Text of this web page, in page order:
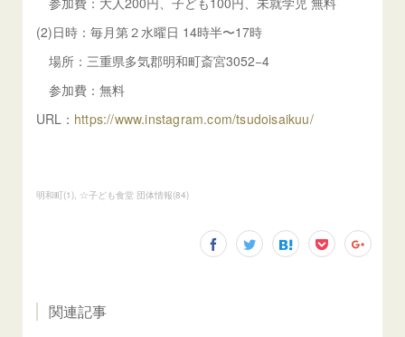
(2)日時：毎月第２水曜日 14時半〜17時
場所：三重県多気郡明和町斎宮3052−4
参加費：無料
URL： https://www.instagram.com/tsudoisaikuu/
明和町(1) ☆子ども食堂 団体情報(84)
関連記事